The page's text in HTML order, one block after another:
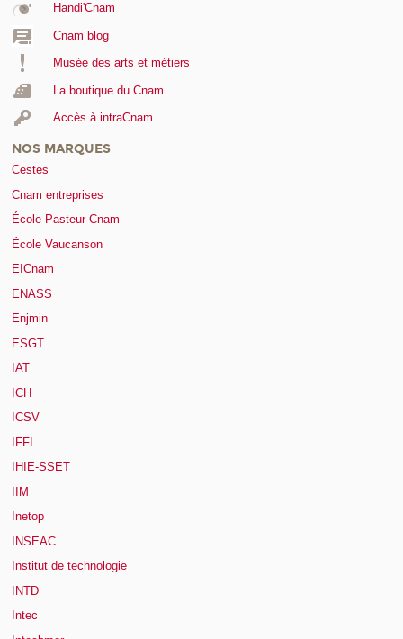
Handi'Cnam
Cnam blog
Musée des arts et métiers
La boutique du Cnam
Accès à intraCnam
NOS MARQUES
Cestes
Cnam entreprises
École Pasteur-Cnam
École Vaucanson
EICnam
ENASS
Enjmin
ESGT
IAT
ICH
ICSV
IFFI
IHIE-SSET
IIM
Inetop
INSEAC
Institut de technologie
INTD
Intec